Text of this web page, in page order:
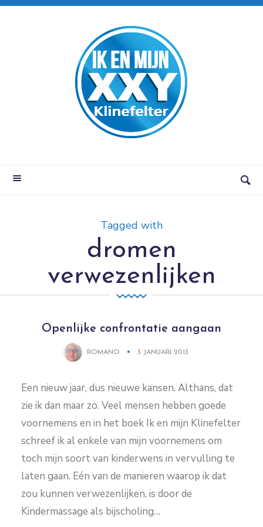
Tagged with
dromen
verwezenlijken
Openlijke confrontatie aangaan
ROMANO 3 JANUARI 2013
Een nieuw jaar, dus nieuwe kansen. Althans, dat
zie ik dan maar zo. Veel mensen hebben goede
voornemens en in het boek Ik en mijn Klinefelter
schreef ik al enkele van mijn voornemens om
toch mijn soort van kinderwens in vervulling te
laten gaan. Eén van de manieren waarop ik dat
zou kunnen verwezenlijken, is door de
Kindermassage als bijscholing…